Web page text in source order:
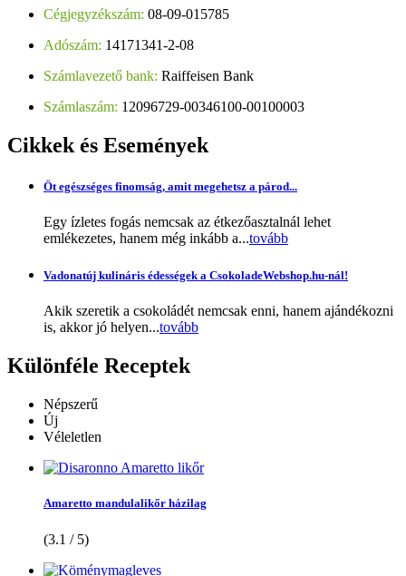
Cégjegyzékszám: 08-09-015785
Adószám: 14171341-2-08
Számlavezető bank: Raiffeisen Bank
Számlaszám: 12096729-00346100-00100003
Cikkek és Események
Öt egészséges finomság, amit megehetsz a párod...
Egy ízletes fogás nemcsak az étkezőasztalnál lehet
emlékezetes, hanem még inkább a...tovább
Vadonatúj kulináris édességek a CsokoladeWebshop.hu-nál!
Akik szeretik a csokoládét nemcsak enni, hanem ajándékozni
is, akkor jó helyen...tovább
Különféle Receptek
Népszerű
Új
Véleletlen
Amaretto mandulalikőr házilag
(3.1 / 5)